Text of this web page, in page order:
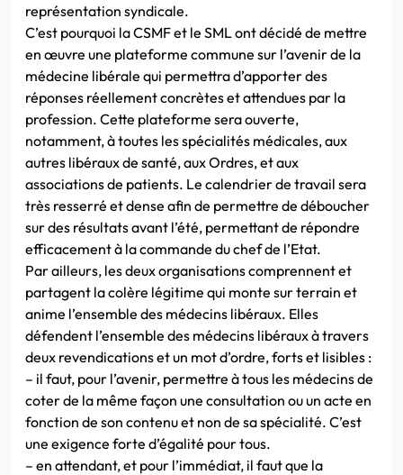
représentation syndicale.
C’est pourquoi la CSMF et le SML ont décidé de mettre
en œuvre une plateforme commune sur l’avenir de la
médecine libérale qui permettra d’apporter des
réponses réellement concrètes et attendues par la
profession. Cette plateforme sera ouverte,
notamment, à toutes les spécialités médicales, aux
autres libéraux de santé, aux Ordres, et aux
associations de patients. Le calendrier de travail sera
très resserré et dense afin de permettre de déboucher
sur des résultats avant l’été, permettant de répondre
efficacement à la commande du chef de l’Etat.
Par ailleurs, les deux organisations comprennent et
partagent la colère légitime qui monte sur terrain et
anime l’ensemble des médecins libéraux. Elles
défendent l’ensemble des médecins libéraux à travers
deux revendications et un mot d’ordre, forts et lisibles :
– il faut, pour l’avenir, permettre à tous les médecins de
coter de la même façon une consultation ou un acte en
fonction de son contenu et non de sa spécialité. C’est
une exigence forte d’égalité pour tous.
– en attendant, et pour l’immédiat, il faut que la